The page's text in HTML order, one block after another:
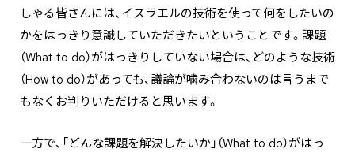
しゃる皆さんには、イスラエルの技術を使って何をしたいの
かをはっきり意識していただきたいということです。課題
（What to do）がはっきりしていない場合は、どのような技術
（How to do）があっても、議論が噛み合わないのは言うまで
もなくお判りいただけると思います。
一方で、「どんな課題を解決したいか」（What to do）がはっ